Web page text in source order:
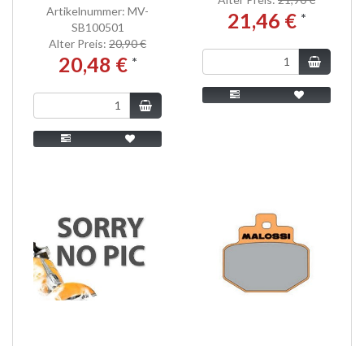
Artikelnummer: MV-
SB100501
Alter Preis: 20,90 €
20,48 € *
21,46 € *